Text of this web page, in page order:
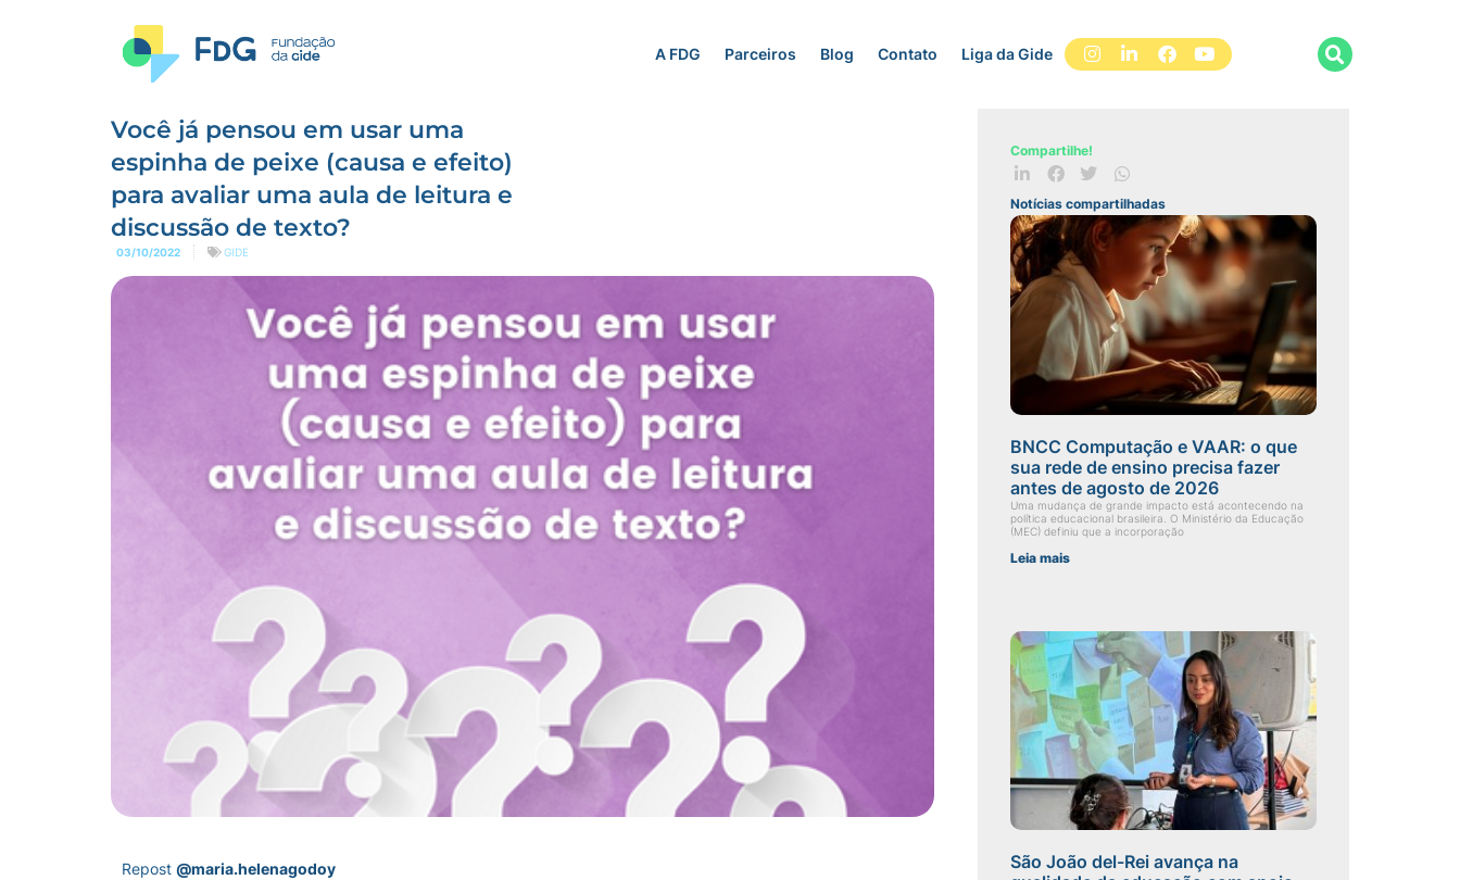
A FDG Parceiros Blog Contato Liga da Gide
Você já pensou em usar uma
espinha de peixe (causa e efeito)
para avaliar uma aula de leitura e
discussão de texto?
03/10/2022 GIDE
Repost @maria.helenagodoy
Compartilhe!
Notícias compartilhadas
BNCC Computação e VAAR: o que
sua rede de ensino precisa fazer
antes de agosto de 2026
Uma mudança de grande impacto está acontecendo na
política educacional brasileira. O Ministério da Educação
(MEC) definiu que a incorporação
Leia mais
São João del-Rei avança na